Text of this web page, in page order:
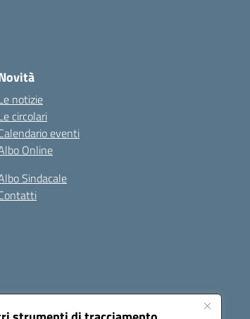
notizie
circolari
eventi
Online
Sindacale